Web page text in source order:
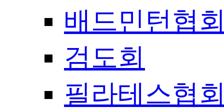
배드민턴협
검도회
필라테스협